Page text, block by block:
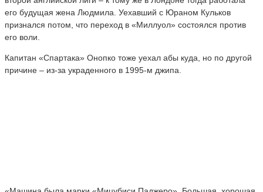
его будущая жена Людмила. Уехавший с Юраном Кульков
признался потом, что переход в «Миллуол» состоялся против
его воли.
Капитан «Спартака» Онопко тоже уехал абы куда, но по другой
причине – из-за украденного в 1995-м джипа.